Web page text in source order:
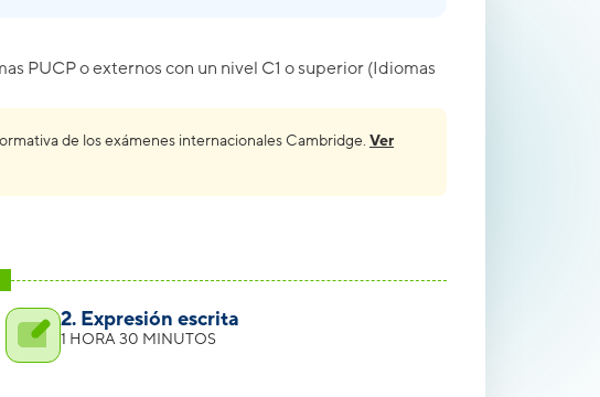
PUCP o externos con un nivel C1 o superior (Idiomas
de los exámenes internacionales Cambridge. Ver
2. Expresión escrita
1 HORA 30 MINUTOS